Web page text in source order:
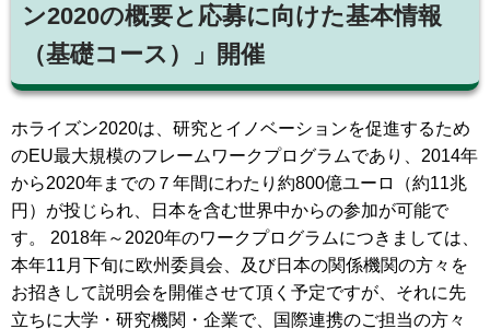
ン2020の概要と応募に向けた基本情報
（基礎コース）」開催
ホライズン2020は、研究とイノベーションを促進するため
のEU最大規模のフレームワークプログラムであり、2014年
から2020年までの７年間にわたり約800億ユーロ（約11兆
円）が投じられ、日本を含む世界中からの参加が可能で
す。 2018年～2020年のワークプログラムにつきましては、
本年11月下旬に欧州委員会、及び日本の関係機関の方々を
お招きして説明会を開催させて頂く予定ですが、それに先
立ちに大学・研究機関・企業で、国際連携のご担当の方々